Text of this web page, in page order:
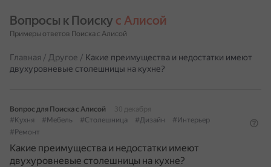
Вопросы к Поиску с Алисой
Примеры ответов Поиска с Алисой
Главная / Другое / Какие преимущества и недостатки имеют
двухуровневые столешницы на кухне?
Вопрос для Поиска с Алисой
30 декабря
#Кухня
#Мебель #Столешница #Дизайн
#Интерьер
#Ремонт
Какие преимущества и недостатки имеют
двухуровневые столешницы на кухне?